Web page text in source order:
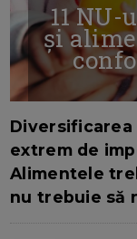
11
și
extrem de
Alimentele
nu trebuie să